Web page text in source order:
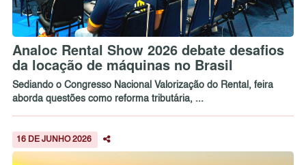
Analoc Rental Show 2026 debate desafios
da locação de máquinas no Brasil
Sediando o Congresso Nacional Valorização do Rental, feira
aborda questões como reforma tributária, ...
16 DE JUNHO 2026